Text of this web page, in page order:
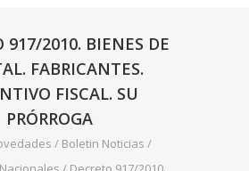
917/2010. BIENES DE
FABRICANTES.
FISCAL. SU
PRÓRROGA
/ Boletin Noticias /